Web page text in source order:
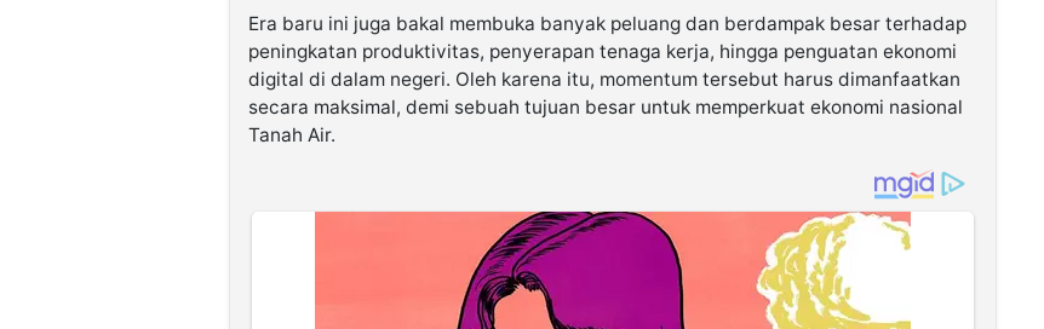
Era baru ini juga bakal membuka banyak peluang dan berdampak besar terhadap
peningkatan produktivitas, penyerapan tenaga kerja, hingga penguatan ekonomi
digital di dalam negeri. Oleh karena itu, momentum tersebut harus dimanfaatkan
secara maksimal, demi sebuah tujuan besar untuk memperkuat ekonomi nasional
Tanah Air.